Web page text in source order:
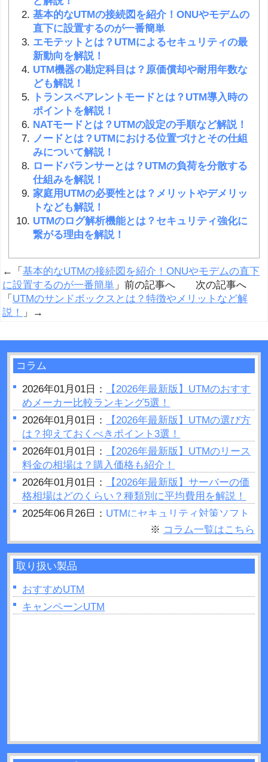
基本的なUTMの接続図を紹介！ONUやモデムの
直下に設置するのが一番簡単
エモテットとは？UTMによるセキュリティの最
新動向を解説！
UTM機器の勘定科目は？原価償却や耐用年数な
ども解説！
トランスペアレントモードとは？UTM導入時の
ポイントを解説！
NATモードとは？UTMの設定の手順など解説！
ノードとは？UTMにおける位置づけとその仕組
みについて解説！
ロードバランサーとは？UTMの負荷を分散する
仕組みを解説！
家庭用UTMの必要性とは？メリットやデメリッ
トなども解説！
UTMのログ解析機能とは？セキュリティ強化に
繋がる理由を解説！
←「 基本的なUTMの接続図を紹介！ONUやモデムの直下
に設置するのが一番簡単 」前の記事へ 次の記事へ
「 UTMのサンドボックスとは？特徴やメリットなど解
説！
」→
コラム
2026年01月01日：
【2026年最新版】UTMのおすす
めメーカー比較ランキング5選！
2026年01月01日：
【2026年最新版】UTMの選び方
は？抑えておくべきポイント3選！
2026年01月01日：
【2026年最新版】UTMのリース
料金の相場は？購入価格も紹介！
2026年01月01日：
【2026年最新版】サーバーの価
格相場はどのくらい？種類別に平均費用を解説！
2025年06月26日： UTMにセキュリティ対策ソフト
はいらない？結論：必要です
2025年06月25日：セキュリティホールとは？被害
事例や対策方法などについて解説！
2025年06月23日：UTMの設定手順は？変更方法や
費用・メンテナンスについて解説！
2025年06月11日：
※ コラム一覧はこちら
取り扱い製品
おすすめUTM
キャンペーンUTM